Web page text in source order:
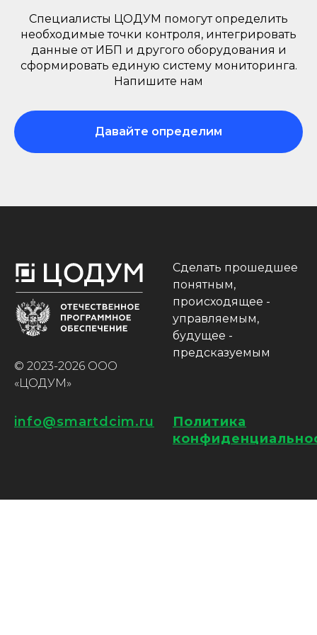
Специалисты ЦОДУМ помогут определить
необходимые точки контроля, интегрировать
данные от ИБП и другого оборудования и
сформировать единую систему мониторинга.
Напишите нам
Давайте определим
© 2023-2026 ООО
«ЦОДУМ»
Сделать прошедшее
понятным,
происходящее -
управляемым,
будущее -
предсказуемым
info@smartdcim.ru
Политика